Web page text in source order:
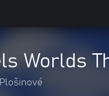
Worlds
Plošinové